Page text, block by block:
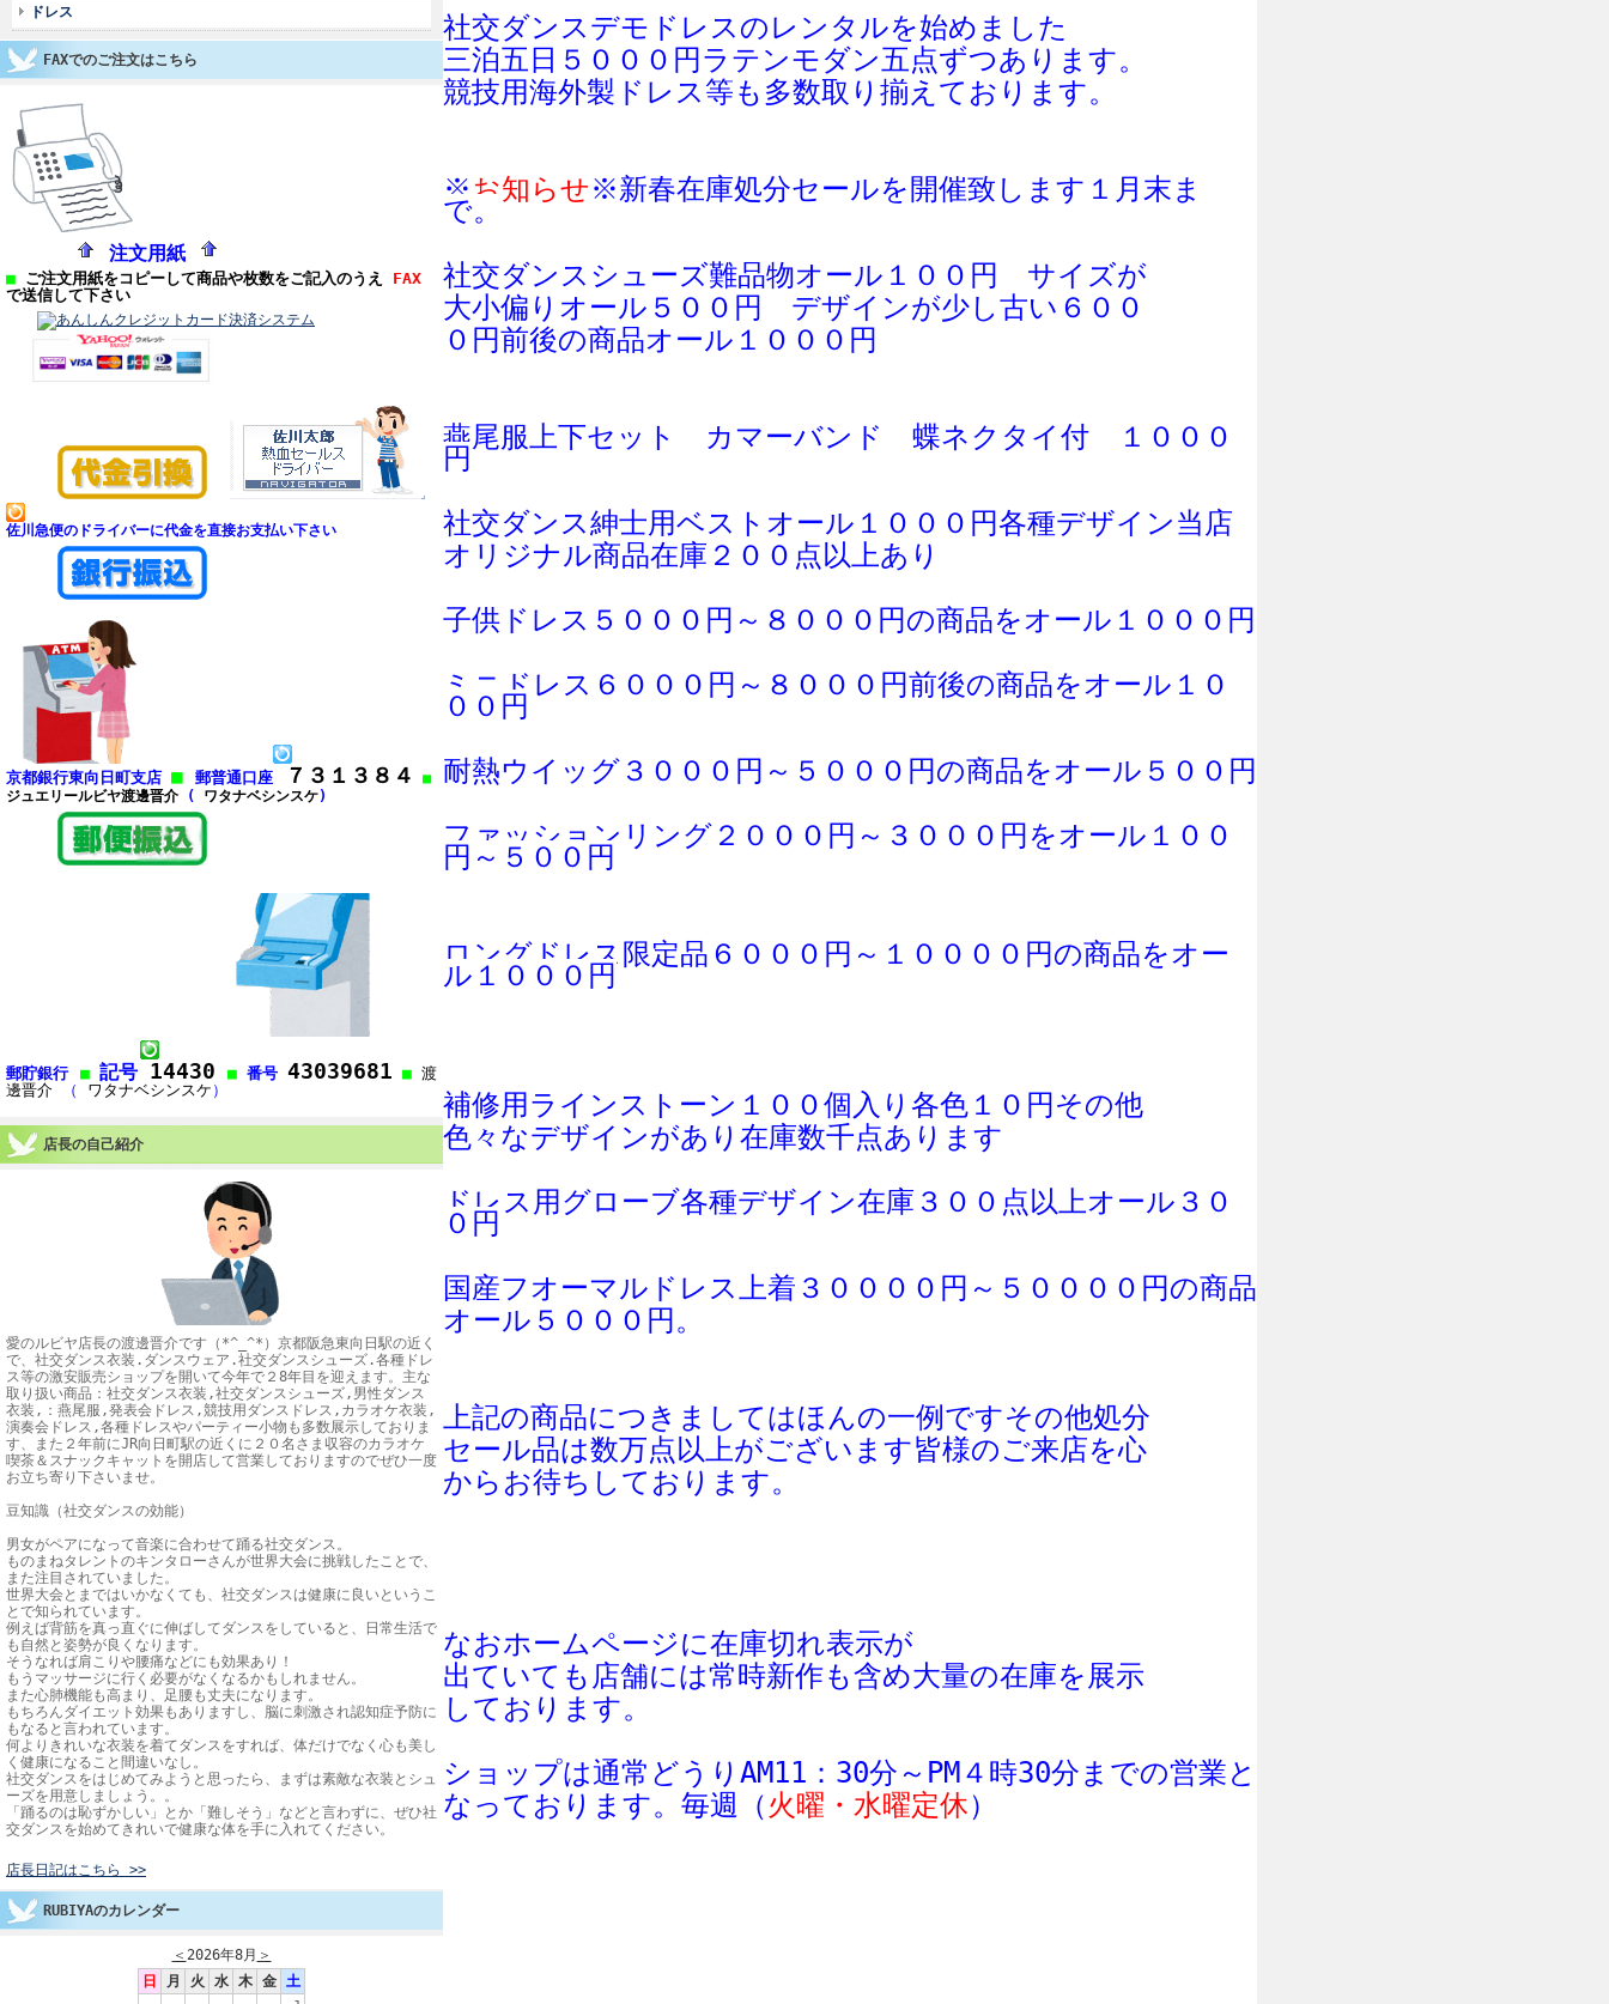
ドレス
FAXでのご注文はこちら
注文用紙
■ ご注文用紙をコピーして商品や枚数をご記入のうえ FAX
で送信して下さい
佐川急便のドライバーに代金を直接お支払い下さい
京都銀行東向日町支店 ■ 郵普通口座 ７３１３８４
■
ジュエリールビヤ渡邊晋介 ( ワタナベシンスケ)
郵貯銀行 ■ 記号 14430 ■ 番号 43039681 ■ 渡
邊晋介
（ ワタナベシンスケ ）
店長の自己紹介
愛のルビヤ店長の渡邊晋介です（*^_^*）京都阪急東向日駅の近く
で、社交ダンス衣装.ダンスウェア.社交ダンスシューズ.各種ドレ
ス等の激安販売ショップを開いて今年で２8年目を迎えます。主な
取り扱い商品：社交ダンス衣装,社交ダンスシューズ,男性ダンス
衣装,：燕尾服,発表会ドレス,競技用ダンスドレス,カラオケ衣装,
演奏会ドレス,各種ドレスやパーティー小物も多数展示しておりま
す、また２年前にJR向日町駅の近くに２０名さま収容のカラオケ
喫茶＆スナックキャットを開店して営業しておりますのでぜひ一度
お立ち寄り下さいませ。
豆知識（社交ダンスの効能）
男女がペアになって音楽に合わせて踊る社交ダンス。
ものまねタレントのキンタローさんが世界大会に挑戦したことで、
また注目されていました。
世界大会とまではいかなくても、社交ダンスは健康に良いというこ
とで知られています。
例えば背筋を真っ直ぐに伸ばしてダンスをしていると、日常生活で
も自然と姿勢が良くなります。
そうなれば肩こりや腰痛などにも効果あり！
もうマッサージに行く必要がなくなるかもしれません。
また心肺機能も高まり、足腰も丈夫になります。
もちろんダイエット効果もありますし、脳に刺激され認知症予防に
もなると言われています。
何よりきれいな衣装を着てダンスをすれば、体だけでなく心も美し
く健康になること間違いなし。
社交ダンスをはじめてみようと思ったら、まずは素敵な衣装とシュ
ーズを用意しましょう。。
「踊るのは恥ずかしい」とか「難しそう」などと言わずに、ぜひ社
交ダンスを始めてきれいで健康な体を手に入れてください。
店長日記はこちら >>
RUBIYAのカレンダー
＜ 2026年8月 ＞
日
月 火 水 木 金
土
社交ダンスデモドレスのレンタルを始めました
三泊五日５０００円ラテンモダン五点ずつあります。
競技用海外製ドレス等も多数取り揃えております。
※お知らせ※新春在庫処分セールを開催致します１月末ま
で。
社交ダンスシューズ難品物オール１００円 サイズが
大小偏りオール５００円 デザインが少し古い６００
０円前後の商品オール１０００円
燕尾服上下セット カマーバンド 蝶ネクタイ付 １０００
円
社交ダンス紳士用ベストオール１０００円各種デザイン当店
オリジナル商品在庫２００点以上あり
子供ドレス５０００円～８０００円の商品をオール１０００円
ミニドレス６０００円～８０００円前後の商品をオール１０
００円
耐熱ウイッグ３０００円～５０００円の商品をオール５００円
ファッションリング２０００円～３０００円をオール１００
円～５００円
ロングドレス限定品６０００円～１００００円の商品をオー
ル１０００円
補修用ラインストーン１００個入り各色１０円その他
色々なデザインがあり在庫数千点あります
ドレス用グローブ各種デザイン在庫３００点以上オール３０
０円
国産フオーマルドレス上着３００００円～５００００円の商品
オール５０００円。
上記の商品につきましてはほんの一例ですその他処分
セール品は数万点以上がございます皆様のご来店を心
からお待ちしております。
なおホームページに在庫切れ表示が
出て いても 店舗には常時新作も含め大量の在庫を展示
しております。
ショップは通常 どう り AM11：30分～ PM４時30分までの営業と
なっております。毎週
（火曜・水曜定休）